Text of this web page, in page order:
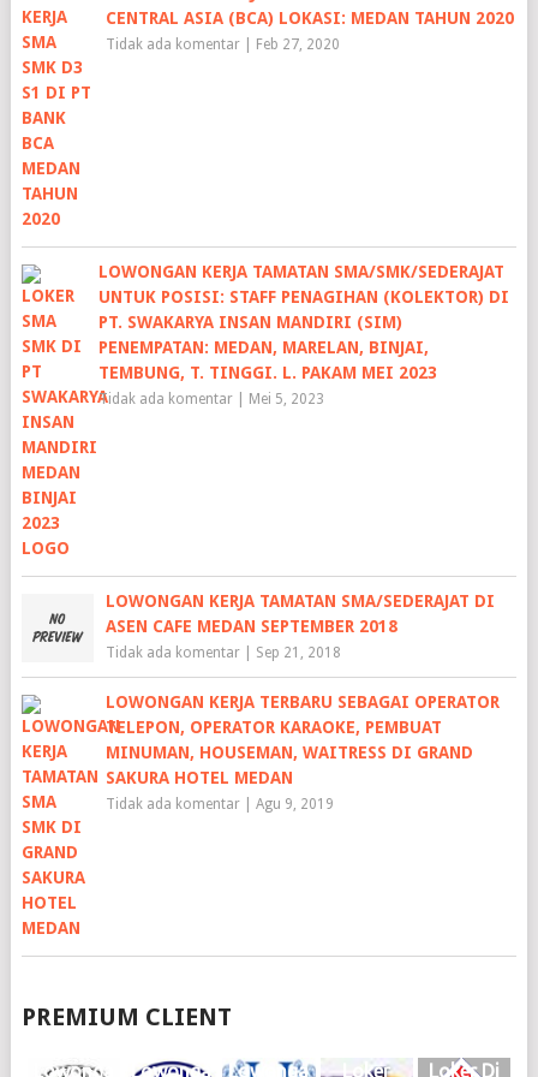
CENTRAL ASIA (BCA) LOKASI: MEDAN TAHUN 2020
Tidak ada komentar| Feb 27, 2020
LOWONGAN KERJA TAMATAN SMA/SMK/SEDERAJAT
UNTUK POSISI: STAFF PENAGIHAN (KOLEKTOR) DI
PT. SWAKARYA INSAN MANDIRI (SIM)
PENEMPATAN: MEDAN, MARELAN, BINJAI,
TEMBUNG, T. TINGGI. L. PAKAM MEI 2023
Tidak ada komentar| Mei 5, 2023
LOWONGAN KERJA TAMATAN SMA/SEDERAJAT DI
ASEN CAFE MEDAN SEPTEMBER 2018
Tidak ada komentar| Sep 21, 2018
LOWONGAN KERJA TERBARU SEBAGAI OPERATOR
TELEPON, OPERATOR KARAOKE, PEMBUAT
MINUMAN, HOUSEMAN, WAITRESS DI GRAND
SAKURA HOTEL MEDAN
Tidak ada komentar| Agu 9, 2019
PREMIUM CLIENT
Lowonga
Lowonga
Lowonga
Loker
Loker Di